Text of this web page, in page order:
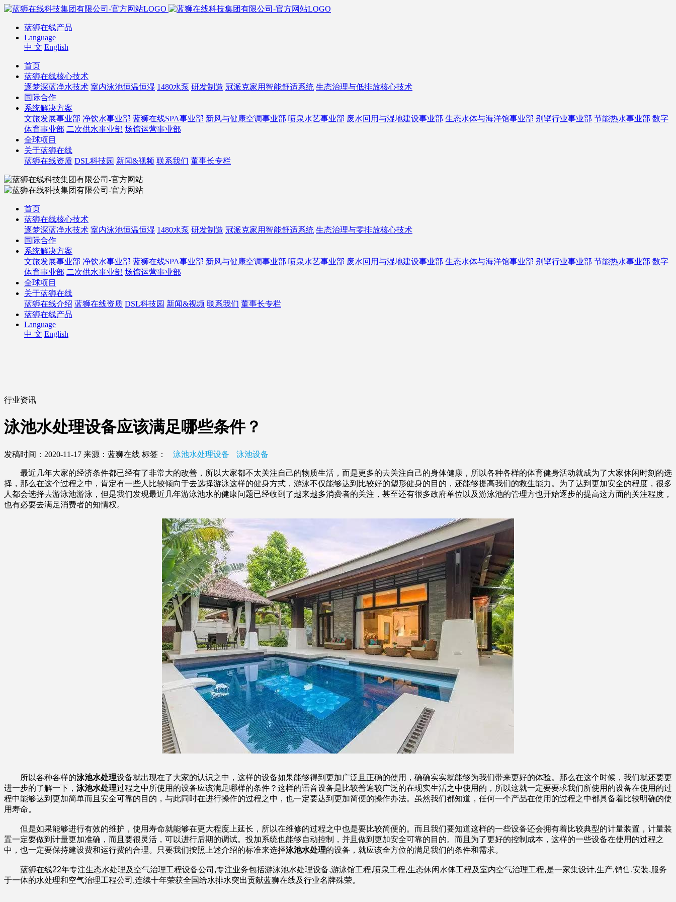
蓝狮在线产品
Language
中 文 English
首页
蓝狮在线核心技术
逐梦深蓝净水技术 室内泳池恒温恒湿 1480水泵 研发制造 冠派克家用智能舒适系统 生态治理与低排放核心技术
国际合作
系统解决方案
文旅发展事业部 净饮水事业部 蓝狮在线SPA事业部 新风与健康空调事业部 喷泉水艺事业部 废水回用与湿地建设事业部 生态水体与海洋馆事业部 别墅行业事业部 节能热水事业部 数字
体育事业部 二次供水事业部 场馆运营事业部
全球项目
关于蓝狮在线
蓝狮在线资质 DSL科技园 新闻&视频 联系我们 董事长专栏
首页
蓝狮在线核心技术
逐梦深蓝净水技术 室内泳池恒温恒湿 1480水泵 研发制造 冠派克家用智能舒适系统 生态治理与零排放核心技术
国际合作
系统解决方案
文旅发展事业部 净饮水事业部 蓝狮在线SPA事业部 新风与健康空调事业部 喷泉水艺事业部 废水回用与湿地建设事业部 生态水体与海洋馆事业部 别墅行业事业部 节能热水事业部 数字
体育事业部 二次供水事业部 场馆运营事业部
全球项目
关于蓝狮在线
蓝狮在线介绍 蓝狮在线资质 DSL科技园 新闻&视频 联系我们 董事长专栏
蓝狮在线产品
Language
中 文 English
行业资讯
泳池水处理设备应该满足哪些条件？
发稿时间：2020-11-17 来源：蓝狮在线 标签： 泳池水处理设备 泳池设备
最近几年大家的经济条件都已经有了非常大的改善，所以大家都不太关注自己的物质生活，而是更多的去关注自己的身体健康，所以各种各样的体育健身活动就成为了大家休闲时刻的选
择，那么在这个过程之中，肯定有一些人比较倾向于去选择游泳这样的健身方式，游泳不仅能够达到比较好的塑形健身的目的，还能够提高我们的救生能力。为了达到更加安全的程度，很多
人都会选择去游泳池游泳，但是我们发现最近几年游泳池水的健康问题已经收到了越来越多消费者的关注，甚至还有很多政府单位以及游泳池的管理方也开始逐步的提高这方面的关注程度，
也有必要去满足消费者的知情权。
所以各种各样的泳池水处理设备就出现在了大家的认识之中，这样的设备如果能够得到更加广泛且正确的使用，确确实实就能够为我们带来更好的体验。那么在这个时候，我们就还要更
进一步的了解一下， 泳池水处理过程之中所使用的设备应该满足哪样的条件？这样的语音设备是比较普遍较广泛的在现实生活之中使用的，所以这就一定要要求我们所使用的设备在使用的过
程中能够达到更加简单而且安全可靠的目的，与此同时在进行操作的过程之中，也一定要达到更加简便的操作办法。虽然我们都知道，任何一个产品在使用的过程之中都具备着比较明确的使
用寿命。
但是如果能够进行有效的维护，使用寿命就能够在更大程度上延长，所以在维修的过程之中也是要比较简便的。而且我们要知道这样的一些设备还会拥有着比较典型的计量装置，计量装
置一定要做到计量更加准确，而且要很灵活，可以进行后期的调试。投加系统也能够自动控制，并且做到更加安全可靠的目的。而且为了更好的控制成本，这样的一些设备在使用的过程之
中，也一定要保持建设费和运行费的合理。只要我们按照上述介绍的标准来选择泳池水处理的设备，就应该全方位的满足我们的条件和需求。
蓝狮在线22年专注生态水处理及空气治理工程设备公司,专注业务包括游泳池水处理设备,游泳馆工程,喷泉工程,生态休闲水体工程及室内空气治理工程,是一家集设计,生产,销售,安装,服务
于一体的水处理和空气治理工程公司,连续十年荣获全国给水排水突出贡献蓝狮在线及行业名牌殊荣。